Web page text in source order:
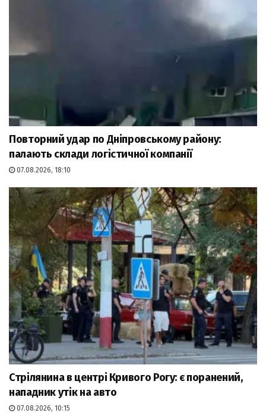
Повторний удар по Дніпровському району:
палають склади логістичної компанії
07.08.2026, 18:10
Стрілянина в центрі Кривого Рогу: є поранений,
нападник утік на авто
07.08.2026, 10:15